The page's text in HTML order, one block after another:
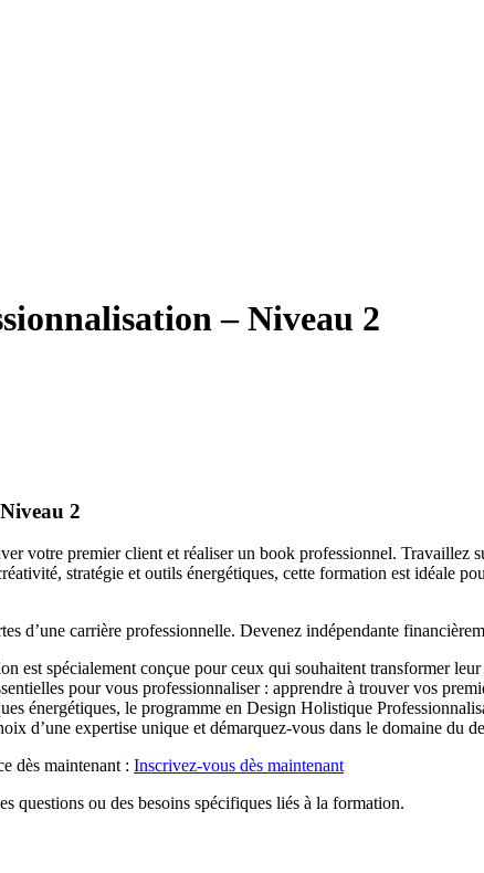
– Niveau 2
2
votre premier client et réaliser un book professionnel. Travaillez
stratégie et outils énergétiques, cette formation est idéale
d’une carrière professionnelle. Devenez indépendante
est spécialement conçue pour ceux qui souhaitent transformer
pour vous professionnaliser : apprendre à trouver vos
énergétiques, le programme en Design Holistique
d’une expertise unique et démarquez-vous dans le domaine du
dès maintenant : Inscrivez-vous dès maintenant
questions ou des besoins spécifiques liés à la formation.